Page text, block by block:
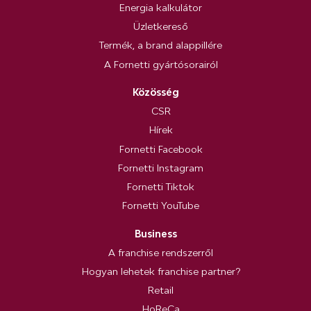
Energia kalkulátor
Üzletkereső
Termék, a brand alappillére
A Fornetti gyártósorairól
Közösség
CSR
Hírek
Fornetti Facebook
Fornetti Instagram
Fornetti Tiktok
Fornetti YouTube
Business
A franchise rendszerről
Hogyan lehetek franchise partner?
Retail